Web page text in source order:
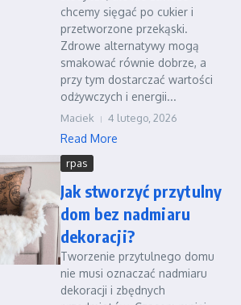
chcemy sięgać po cukier i
przetworzone przekąski.
Zdrowe alternatywy mogą
smakować równie dobrze, a
przy tym dostarczać wartości
odżywczych i energii...
Maciek 4 lutego, 2026
Read More
rpas
Jak stworzyć przytulny
dom bez nadmiaru
dekoracji?
Tworzenie przytulnego domu
nie musi oznaczać nadmiaru
dekoracji i zbędnych